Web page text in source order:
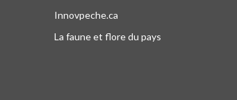
Innovpeche.ca
La faune et flore du pays